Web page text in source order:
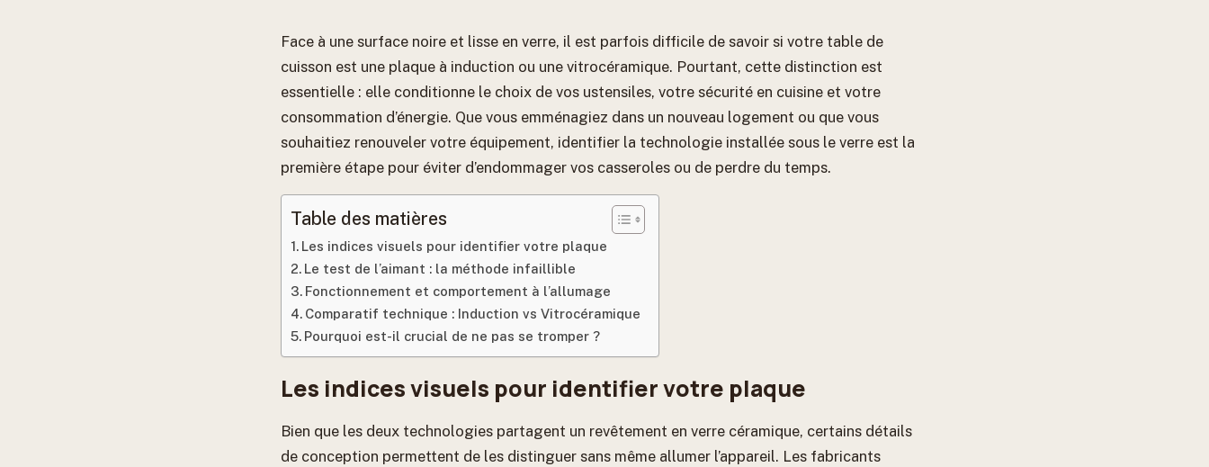
Face à une surface noire et lisse en verre, il est parfois difficile de savoir si votre table de
cuisson est une plaque à induction ou une vitrocéramique. Pourtant, cette distinction est
essentielle : elle conditionne le choix de vos ustensiles, votre sécurité en cuisine et votre
consommation d’énergie. Que vous emménagiez dans un nouveau logement ou que vous
souhaitiez renouveler votre équipement, identifier la technologie installée sous le verre est la
première étape pour éviter d’endommager vos casseroles ou de perdre du temps.
Table des matières
Les indices visuels pour identifier votre plaque
Le test de l’aimant : la méthode infaillible
Fonctionnement et comportement à l’allumage
Comparatif technique : Induction vs Vitrocéramique
Pourquoi est-il crucial de ne pas se tromper ?
Les indices visuels pour identifier votre plaque
Bien que les deux technologies partagent un revêtement en verre céramique, certains détails
de conception permettent de les distinguer sans même allumer l’appareil. Les fabricants